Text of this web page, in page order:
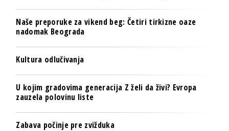
Naše preporuke za vikend beg: Četiri tirkizne oaze
nadomak Beograda
Kultura odlučivanja
U kojim gradovima generacija Z želi da živi? Evropa
zauzela polovinu liste
Zabava počinje pre zvižduka